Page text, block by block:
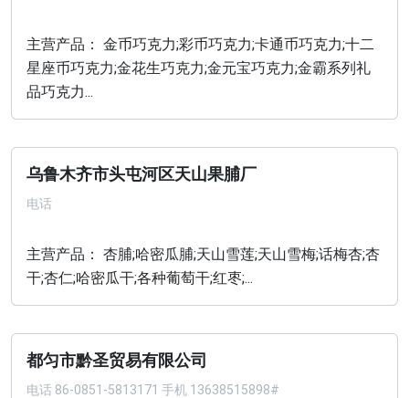
主营产品： 金币巧克力;彩币巧克力;卡通币巧克力;十二
星座币巧克力;金花生巧克力;金元宝巧克力;金霸系列礼
品巧克力...
乌鲁木齐市头屯河区天山果脯厂
电话
主营产品： 杏脯;哈密瓜脯;天山雪莲;天山雪梅;话梅杏;杏
干;杏仁;哈密瓜干;各种葡萄干;红枣;...
都匀市黔圣贸易有限公司
电话 86-0851-5813171 手机 13638515898#